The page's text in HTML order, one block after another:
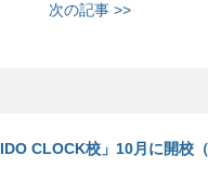
次の記事 >>
CLOCK校」10月に開校